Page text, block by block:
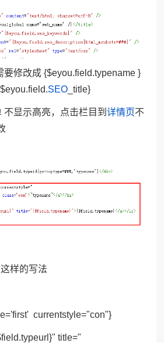
修改成 {$eyou.field.typename }
SEO _title}
不显示高亮，点击栏目到 详情页不
样的写法
currentstyle="con"}
title="